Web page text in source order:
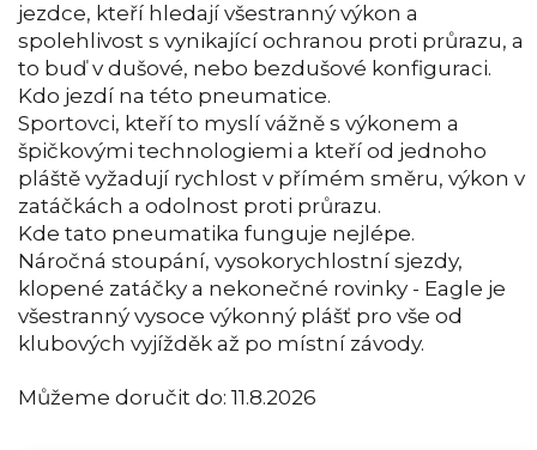
Můžeme doručit do: 11.8.2026
jezdce, kteří hledají všestranný výkon a
spolehlivost s vynikající ochranou proti průrazu, a
to buď v dušové, nebo bezdušové konfiguraci.
Kdo jezdí na této pneumatice.
Sportovci, kteří to myslí vážně s výkonem a
špičkovými technologiemi a kteří od jednoho
pláště vyžadují rychlost v přímém směru, výkon v
zatáčkách a odolnost proti průrazu.
Kde tato pneumatika funguje nejlépe.
Náročná stoupání, vysokorychlostní sjezdy,
klopené zatáčky a nekonečné rovinky - Eagle je
všestranný vysoce výkonný plášť pro vše od
klubových vyjížděk až po místní závody.